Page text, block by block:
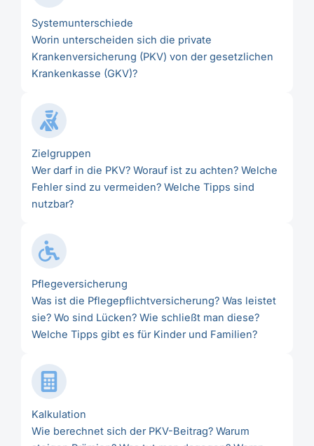
Systemunterschiede
Worin unterscheiden sich die private
Krankenversicherung (PKV) von der gesetzlichen
Krankenkasse (GKV)?
Zielgruppen
Wer darf in die PKV? Worauf ist zu achten? Welche
Fehler sind zu vermeiden? Welche Tipps sind
nutzbar?
Pflegeversicherung
Was ist die Pflegepflichtversicherung? Was leistet
sie? Wo sind Lücken? Wie schließt man diese?
Welche Tipps gibt es für Kinder und Familien?
Kalkulation
Wie berechnet sich der PKV-Beitrag? Warum